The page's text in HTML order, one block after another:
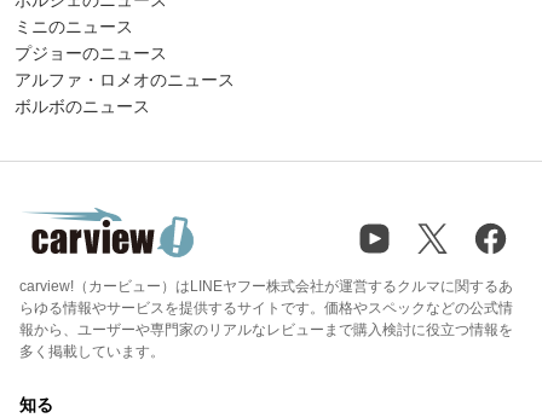
ミニのニュース
プジョーのニュース
アルファ・ロメオのニュース
ボルボのニュース
carview!（カービュー）はLINEヤフー株式会社が運営するクルマに関するあ
らゆる情報やサービスを提供するサイトです。価格やスペックなどの公式情
報から、ユーザーや専門家のリアルなレビューまで購入検討に役立つ情報を
多く掲載しています。
知る